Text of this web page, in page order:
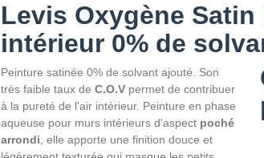
Levis Oxygène
intérieur 0% de
Peinture satinée 0% de solvant ajouté. Son
très faible taux de C.O.V permet de contribuer
à la pureté de l'air intérieur. Peinture en phase
aqueuse pour murs intérieurs d'aspect poché
arrondi , elle apporte une finition douce et